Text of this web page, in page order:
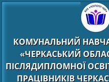
КОМУНАЛЬНИЙ
«ЧЕРКАСЬКИЙ
ПІСЛЯДИПЛОМНОЇ
ПРАЦІВНИКІВ